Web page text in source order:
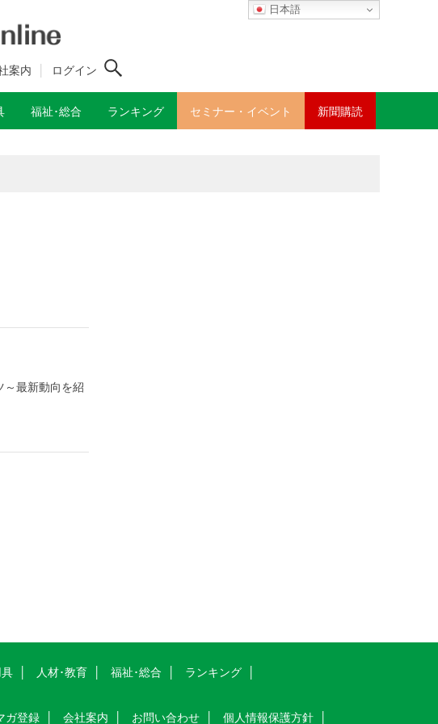
日本語
案内 ログイン
福祉･総合 ランキング セミナー・イベント 新聞購読
最新動向を紹
人材･教育 福祉･総合
ランキング
ガ登録 会社案内 お問い合わせ 個人情報保護方針